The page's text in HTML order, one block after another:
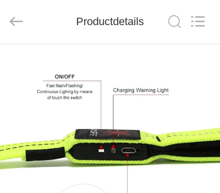
PRODUCTEN
FABRIEKSREIS
Reserved.
Developed
Productdetails